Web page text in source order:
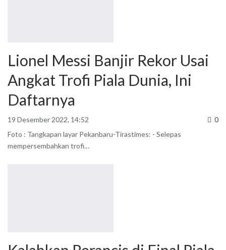
Lionel Messi Banjir Rekor Usai
Angkat Trofi Piala Dunia, Ini
Daftarnya
19 Desember 2022, 14:52
0
Foto : Tangkapan layar Pekanbaru-Tirastimes: - Selepas
mempersembahkan trofi…